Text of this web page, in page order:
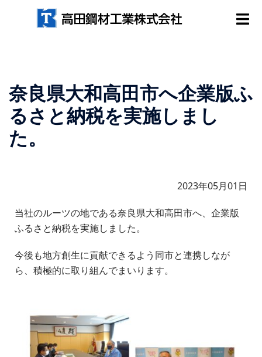
奈良県大和高田市へ企業版ふ
るさと納税を実施しまし
た。
2023年05月01日
当社のルーツの地である奈良県大和高田市へ、企業版
ふるさと納税を実施しました。
今後も地方創生に貢献できるよう同市と連携しなが
ら、積極的に取り組んでまいります。